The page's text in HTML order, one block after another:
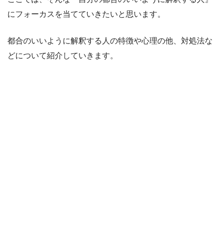
にフォーカスを当てていきたいと思います。
都合のいいように解釈する人の特徴や心理の他、対処法な
どについて紹介していきます。